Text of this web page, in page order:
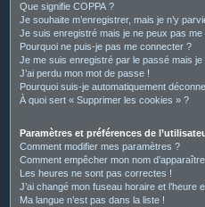
Que signifie COPPA ?
Je souhaite m’enregistrer, mais je n’y
Je suis enregistré mais je ne peux pas me
Pourquoi ne puis-je pas me connecter ?
Je me suis enregistré par le passé mais
J’ai perdu mon mot de passe !
Pourquoi suis-je automatiquement
À quoi sert « Supprimer les cookies » ?
Paramètres et préférences de
Comment modifier mes paramètres ?
Comment empêcher mon nom
Les heures ne sont pas correctes !
J’ai changé mon fuseau horaire et l’heure
Ma langue n’est pas dans la liste !